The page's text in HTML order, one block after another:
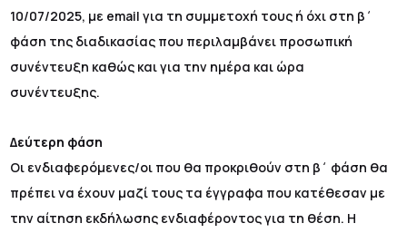
10/07/2025, με email για τη συμμετοχή τους ή όχι στη β΄
φάση της διαδικασίας που περιλαμβάνει προσωπική
συνέντευξη καθώς και για την ημέρα και ώρα
συνέντευξης.
Δεύτερη φάση
Οι ενδιαφερόμενες/οι που θα προκριθούν στη β΄ φάση θα
πρέπει να έχουν μαζί τους τα έγγραφα που κατέθεσαν με
την αίτηση εκδήλωσης ενδιαφέροντος για τη θέση. Η